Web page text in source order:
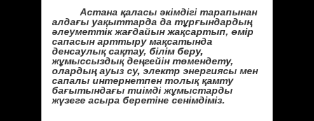
Астана қаласы әкімдігі тарапынан
алдағы уақыттарда да тұрғындардың
әлеуметтік жағдайын жақсартып, өмір
сапасын арттыру мақсатында
денсаулық сақтау, білім беру,
жұмыссыздық деңгейін төмендету,
олардың ауыз су, электр энергиясы мен
сапалы интернетпен толық қамту
бағытындағы тиімді жұмыстарды
жүзеге асыра беретіне сенімдіміз.